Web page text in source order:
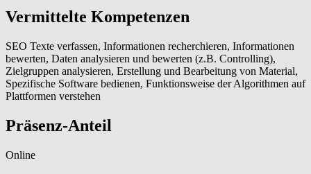
Vermittelte Kompetenzen
SEO Texte verfassen, Informationen recherchieren, Informationen
bewerten, Daten analysieren und bewerten (z.B. Controlling),
Zielgruppen analysieren, Erstellung und Bearbeitung von Material,
Spezifische Software bedienen, Funktionsweise der Algorithmen auf
Plattformen verstehen
Präsenz-Anteil
Online